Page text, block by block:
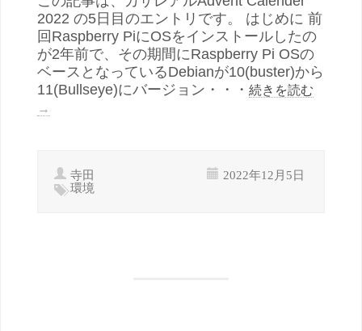
2022 の5日目のエントリです。 はじめに 前
回Raspberry PiにOSをインストールしたの
が2年前で、その期間にRaspberry Pi OSの
ベースとなっているDebianが10(buster)から
11(Bullseye)にバージョン・・・ 続きを読む
→
寺田 2022年12月5日
環境